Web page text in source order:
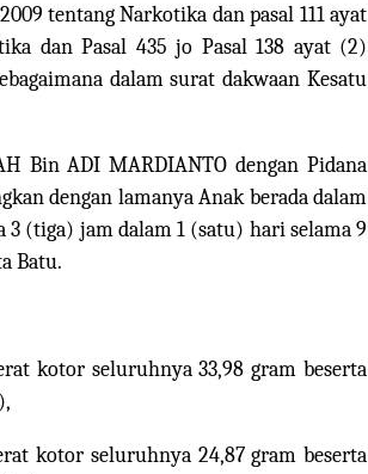
tentang Narkotika dan pasal 111 ayat
dan Pasal 435 jo Pasal 138 ayat (2)
dalam surat dakwaan Kesatu
Bin ADI MARDIANTO dengan Pidana
dengan lamanya Anak berada dalam
(tiga) jam dalam 1 (satu) hari selama 9
Batu.
kotor seluruhnya 33,98 gram beserta
kotor seluruhnya 24,87 gram beserta